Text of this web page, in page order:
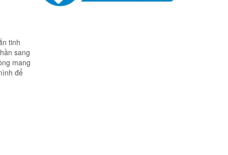
tinh
sang
mang
để